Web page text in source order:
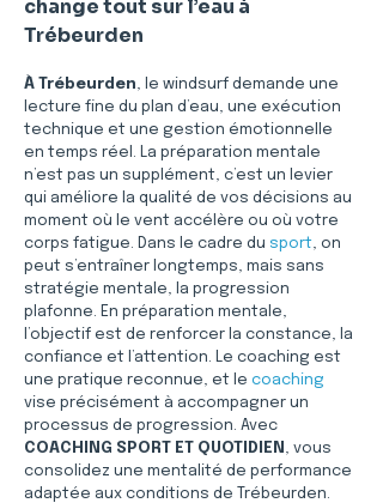
change tout sur l’eau à
Trébeurden
À Trébeurden, le windsurf demande une
lecture fine du plan d’eau, une exécution
technique et une gestion émotionnelle
en temps réel. La préparation mentale
n’est pas un supplément, c’est un levier
qui améliore la qualité de vos décisions au
moment où le vent accélère ou où votre
corps fatigue. Dans le cadre du sport, on
peut s’entraîner longtemps, mais sans
stratégie mentale, la progression
plafonne. En préparation mentale,
l’objectif est de renforcer la constance, la
confiance et l’attention. Le coaching est
une pratique reconnue, et le coaching
vise précisément à accompagner un
processus de progression. Avec
COACHING SPORT ET QUOTIDIEN , vous
consolidez une mentalité de performance
adaptée aux conditions de Trébeurden.